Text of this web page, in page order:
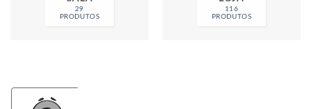
29
PRODUTOS
116
PRODUTOS